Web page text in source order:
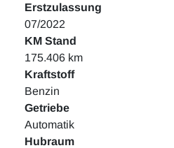
Erstzulassung
07/2022
KM Stand
175.406 km
Kraftstoff
Benzin
Getriebe
Automatik
Hubraum